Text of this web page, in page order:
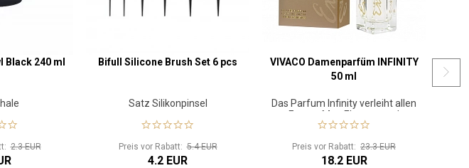
Black 240 ml
2.3 EUR
Bifull Silicone Brush Set 6 pcs
Satz Silikonpinsel
Preis vor Rabatt:5.4 EUR
4.2 EUR
VIVACO Damenparfüm INFINITY
50 ml
Das Parfum Infinity verleiht allen
Frauen Mut, Eleganz und
undurchdringliche
Preis vor Rabatt: 23.3 EUR
18.2 EUR